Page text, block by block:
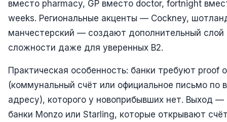
вместо pharmacy, GP вместо doctor, fortnight
weeks. Региональные акценты — Cockney,
манчестерский — создают дополнительный слой
сложности даже для уверенных B2.
Практическая особенность: банки требуют proof
(коммунальный счёт или официальное письмо по
адресу), которого у новоприбывших нет. Выход —
банки Monzo или Starling, которые открывают